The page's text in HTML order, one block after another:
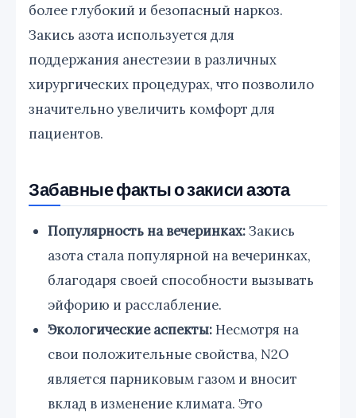
более глубокий и безопасный наркоз.
Закись азота используется для
поддержания анестезии в различных
хирургических процедурах, что позволило
значительно увеличить комфорт для
пациентов.
Забавные факты о закиси азота
Популярность на вечеринках:Закись
азота стала популярной на вечеринках,
благодаря своей способности вызывать
эйфорию и расслабление.
Экологические аспекты:Несмотря на
свои положительные свойства, N2O
является парниковым газом и вносит
вклад в изменение климата. Это